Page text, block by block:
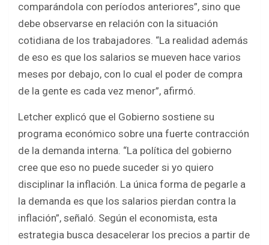
comparándola con períodos anteriores”, sino que
debe observarse en relación con la situación
cotidiana de los trabajadores. “La realidad además
de eso es que los salarios se mueven hace varios
meses por debajo, con lo cual el poder de compra
de la gente es cada vez menor”, afirmó.
Letcher explicó que el Gobierno sostiene su
programa económico sobre una fuerte contracción
de la demanda interna. “La política del gobierno
cree que eso no puede suceder si yo quiero
disciplinar la inflación. La única forma de pegarle a
la demanda es que los salarios pierdan contra la
inflación”, señaló. Según el economista, esta
estrategia busca desacelerar los precios a partir de